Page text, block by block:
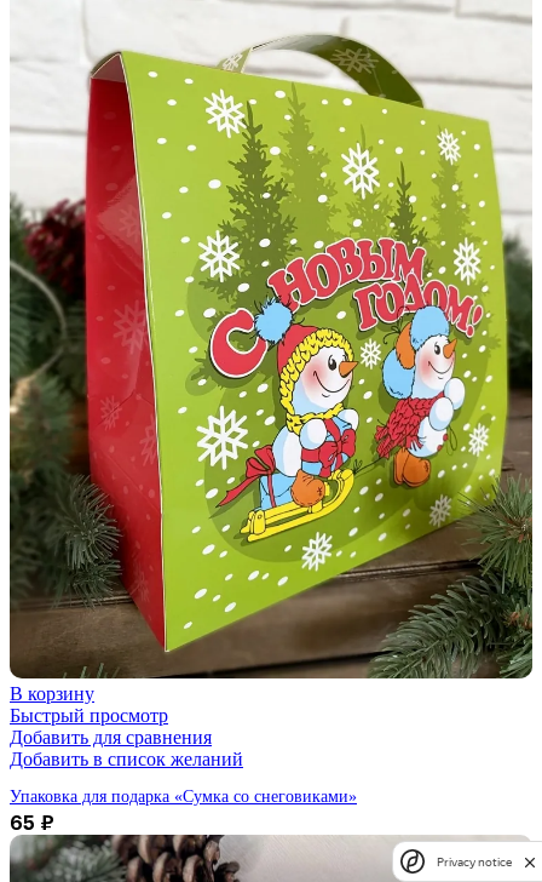
В корзину
Быстрый просмотр
Добавить для сравнения
Добавить в список желаний
Упаковка для подарка «Сумка со снеговиками»
65 ₽
Privacy notice